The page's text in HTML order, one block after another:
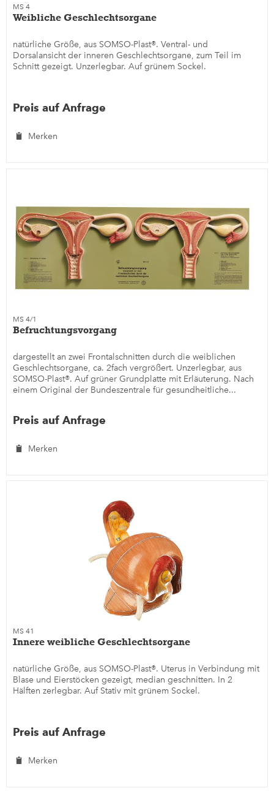
MS 4
Weibliche Geschlechtsorgane
natürliche Größe, aus SOMSO-Plast®. Ventral- und
Dorsalansicht der inneren Geschlechtsorgane, zum Teil im
Schnitt gezeigt. Unzerlegbar. Auf grünem Sockel.
Preis auf Anfrage
Merken
MS 4/1
Befruchtungsvorgang
dargestellt an zwei Frontalschnitten durch die weiblichen
Geschlechtsorgane, ca. 2fach vergrößert. Unzerlegbar, aus
SOMSO-Plast®. Auf grüner Grundplatte mit Erläuterung. Nach
einem Original der Bundeszentrale für gesundheitliche...
Preis auf Anfrage
Merken
MS 41
Innere weibliche Geschlechtsorgane
natürliche Größe, aus SOMSO-Plast®. Uterus in Verbindung mit
Blase und Eierstöcken gezeigt, median geschnitten. In 2
Hälften zerlegbar. Auf Stativ mit grünem Sockel.
Preis auf Anfrage
Merken